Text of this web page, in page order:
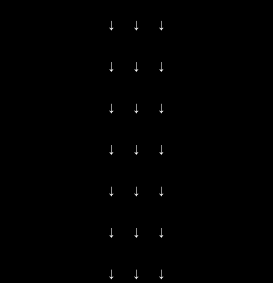
↓ ↓ ↓
↓ ↓ ↓
↓ ↓ ↓
↓ ↓ ↓
↓ ↓ ↓
↓ ↓ ↓
↓ ↓ ↓